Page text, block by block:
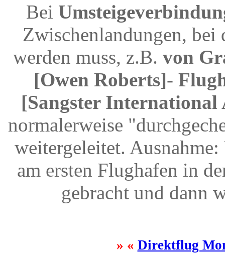
Bei
Zwischenlandungen, bei
werden muss, z.B. von
[Owen Roberts]-
[Sangster
normalerweise
weitergeleitet.
am ersten Flughafen in
gebracht und dann
» « Direktflug